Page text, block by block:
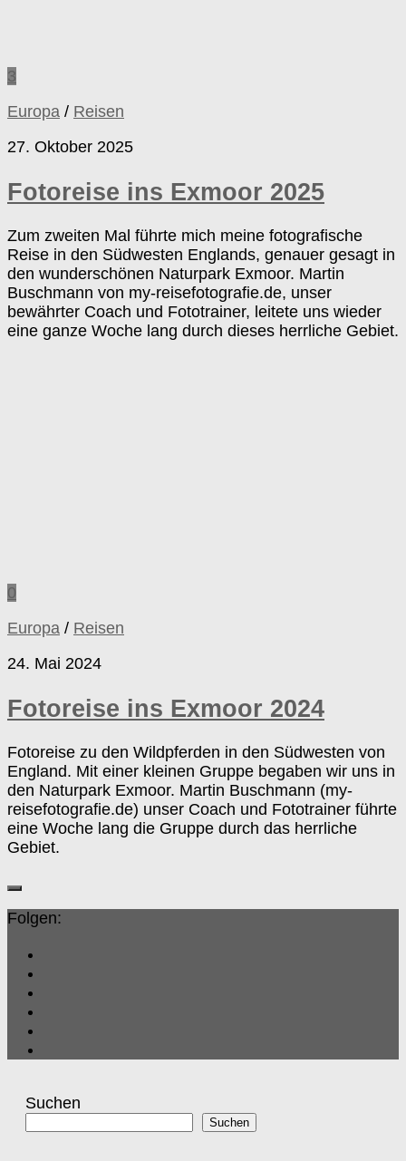
3
Europa / Reisen
27. Oktober 2025
Fotoreise ins Exmoor 2025
Zum zweiten Mal führte mich meine fotografische
Reise in den Südwesten Englands, genauer gesagt in
den wunderschönen Naturpark Exmoor. Martin
Buschmann von my-reisefotografie.de, unser
bewährter Coach und Fototrainer, leitete uns wieder
eine ganze Woche lang durch dieses herrliche Gebiet.
0
Europa / Reisen
24. Mai 2024
Fotoreise ins Exmoor 2024
Fotoreise zu den Wildpferden in den Südwesten von
England. Mit einer kleinen Gruppe begaben wir uns in
den Naturpark Exmoor. Martin Buschmann (my-
reisefotografie.de) unser Coach und Fototrainer führte
eine Woche lang die Gruppe durch das herrliche
Gebiet.
Folgen:
Suchen
Suchen